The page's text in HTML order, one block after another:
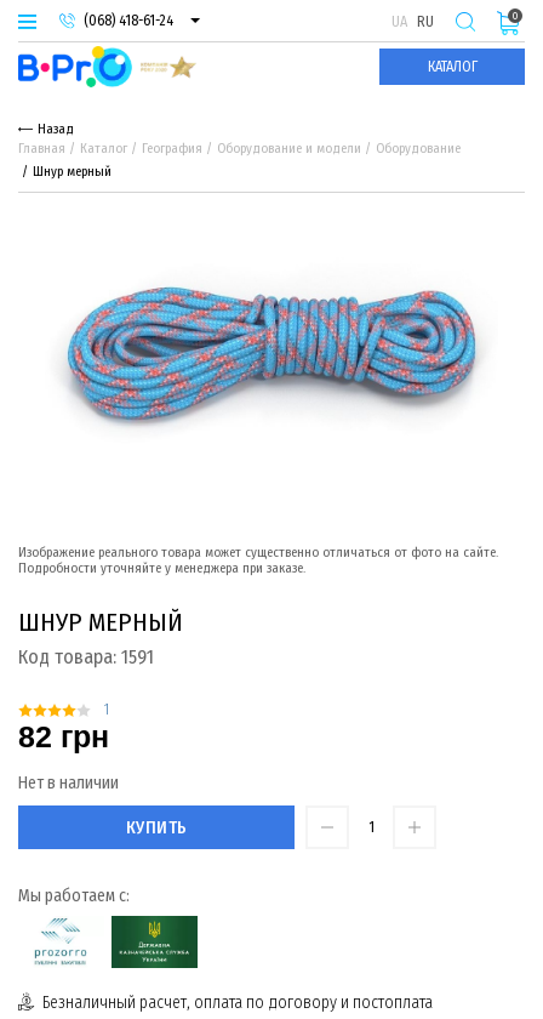
(068) 418-61-24
(093) 974-66-94
(095) 987-29-55
UA RU
КАТАЛОГ
0
Назад
Главная
Каталог География Оборудование и модели
Оборудование
Шнур мерный
Изображение реального товара может существенно отличаться от фото на сайте.
Подробности уточняйте у менеджера при заказе.
ШНУР МЕРНЫЙ
Код товара: 1591
1
82 грн
Нет в наличии
КУПИТЬ
Мы работаем с:
Безналичный расчет, оплата по договору и постоплата